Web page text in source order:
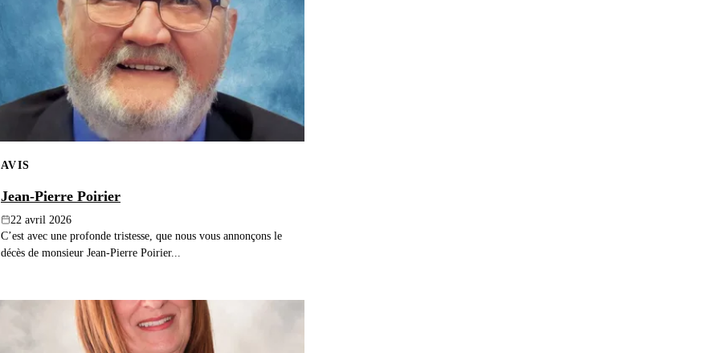
AVIS
Jean-Pierre Poirier
22 avril 2026
C’est avec une profonde tristesse, que nous vous annonçons le
décès de monsieur Jean-Pierre Poirier...